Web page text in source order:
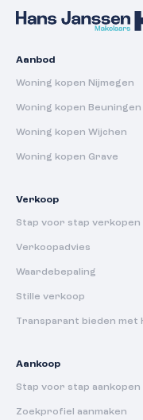
Aanbod
Woning kopen Nijmegen
Woning kopen Beuningen
Woning kopen Wijchen
Woning kopen Grave
Verkoop
Stap voor stap verkopen
Verkoopadvies
Waardebepaling
Stille verkoop
Transparant bieden met
Aankoop
Stap voor stap aankopen
Zoekprofiel aanmaken